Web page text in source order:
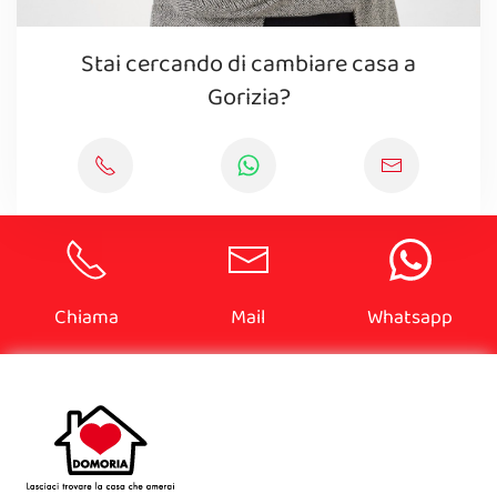
Stai cercando di cambiare casa a
Gorizia?
Chiama Mail Whatsapp